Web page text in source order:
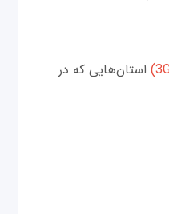
استان‌هایی که در